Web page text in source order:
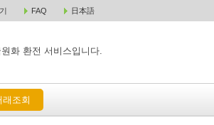
FAQ 日本語
화 환전 서비스입니다.
래조회
거래조회